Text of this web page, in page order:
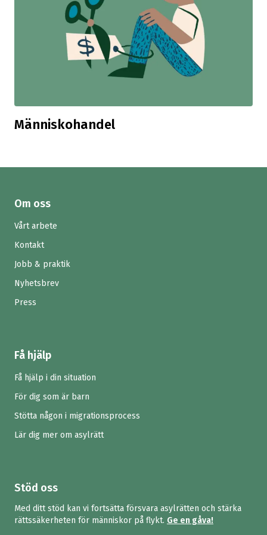
Människohandel
Om oss
Vårt arbete
Kontakt
Jobb & praktik
Nyhetsbrev
Press
Få hjälp
Få hjälp i din situation
För dig som är barn
Stötta någon i migrationsprocess
Lär dig mer om asylrätt
Stöd oss
Med ditt stöd kan vi fortsätta försvara asylrätten och stärka
rättssäkerheten för människor på flykt. Ge en gåva!